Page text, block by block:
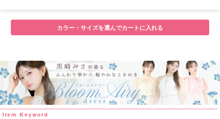
カラー・サイズを選んでカートに入れる